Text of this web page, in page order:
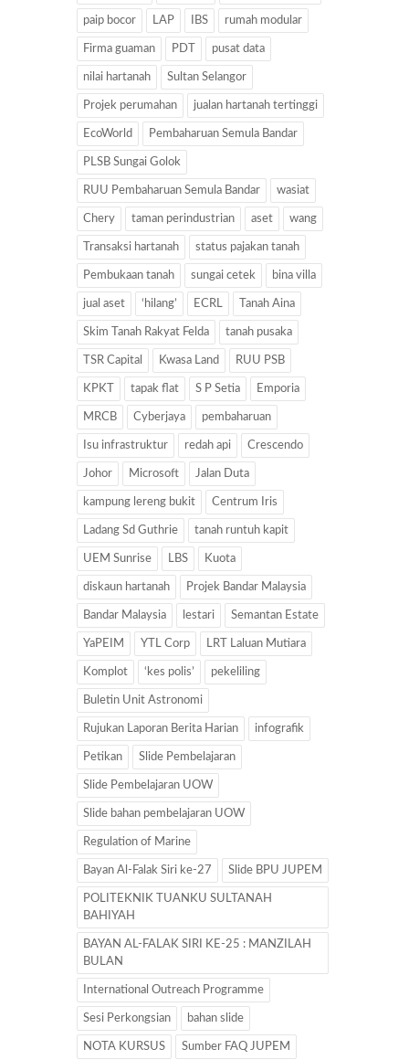
paip bocor LAP IBS rumah modular
Firma guaman PDT pusat data
nilai hartanah Sultan Selangor
Projek perumahan jualan hartanah tertinggi
EcoWorld Pembaharuan Semula Bandar
PLSB Sungai Golok
RUU Pembaharuan Semula Bandar wasiat
Chery taman perindustrian aset wang
Transaksi hartanah status pajakan tanah
Pembukaan tanah sungai cetek bina villa
jual aset ‘hilang’ ECRL Tanah Aina
Skim Tanah Rakyat Felda tanah pusaka
TSR Capital Kwasa Land RUU PSB
KPKT tapak flat S P Setia Emporia
MRCB Cyberjaya pembaharuan
Isu infrastruktur redah api Crescendo
Johor Microsoft Jalan Duta
kampung lereng bukit Centrum Iris
Ladang Sd Guthrie tanah runtuh kapit
UEM Sunrise LBS Kuota
diskaun hartanah Projek Bandar Malaysia
Bandar Malaysia lestari Semantan Estate
YaPEIM YTL Corp LRT Laluan Mutiara
Komplot ‘kes polis’ pekeliling
Buletin Unit Astronomi
Rujukan Laporan Berita Harian infografik
Petikan Slide Pembelajaran
Slide Pembelajaran UOW
Slide bahan pembelajaran UOW
Regulation of Marine
Bayan Al-Falak Siri ke-27 Slide BPU JUPEM
POLITEKNIK TUANKU SULTANAH
BAHIYAH
BAYAN AL-FALAK SIRI KE-25 : MANZILAH
BULAN
International Outreach Programme
Sesi Perkongsian bahan slide
NOTA KURSUS Sumber FAQ JUPEM